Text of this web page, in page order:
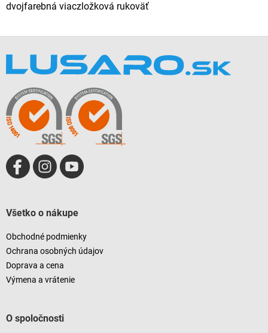
dvojfarebná viaczložková rukoväť
Všetko o nákupe
Obchodné podmienky
Ochrana osobných údajov
Doprava a cena
Výmena a vrátenie
O spoločnosti